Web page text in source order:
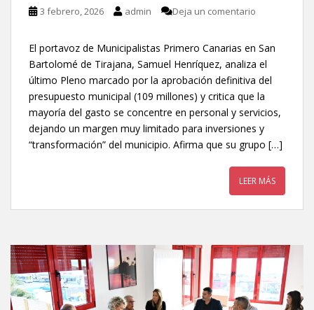
3 febrero, 2026 admin Deja un comentario
El portavoz de Municipalistas Primero Canarias en San
Bartolomé de Tirajana, Samuel Henríquez, analiza el
último Pleno marcado por la aprobación definitiva del
presupuesto municipal (109 millones) y critica que la
mayoría del gasto se concentre en personal y servicios,
dejando un margen muy limitado para inversiones y
“transformación” del municipio. Afirma que su grupo […]
LEER MÁS